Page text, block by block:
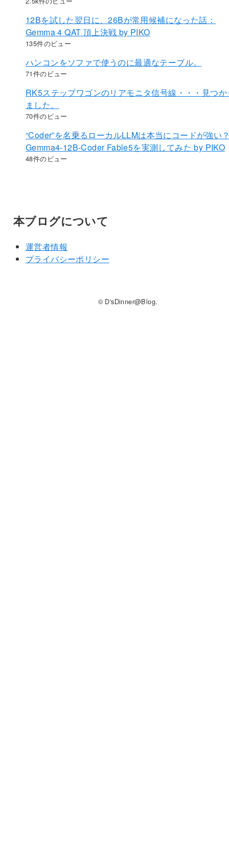
12Bを試した翌日に、26Bが常用候補になった話：
Gemma 4 QAT 頂上決戦 by PIKO
135件のビュー
ハンコンをソファで使うのに最適なテーブル。
71件のビュー
RK5ステップワゴンのリアモニタ信号線・・・見つか
ました。
70件のビュー
“Coder”を名乗るローカルLLMは本当にコードが強い
Gemma4-12B-Coder Fable5を実測してみた by PIKO
48件のビュー
本ブログについて
運営者情報
プライバシーポリシー
© D'sDinner@Blog.